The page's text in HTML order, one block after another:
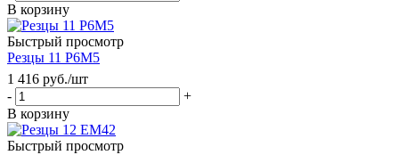
В корзину
Быстрый просмотр
Резцы 11 Р6М5
1 416 руб./шт
-
+
В корзину
Быстрый просмотр